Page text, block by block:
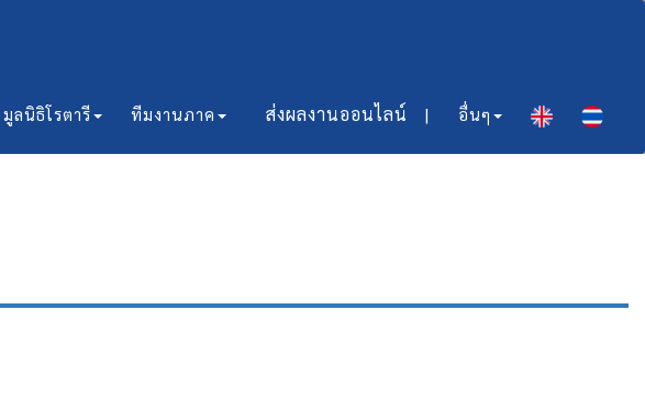
มูลนิธิโรตารี ทีมงานภาค ส่งผลงานออนไลน์​ | อื่นๆ